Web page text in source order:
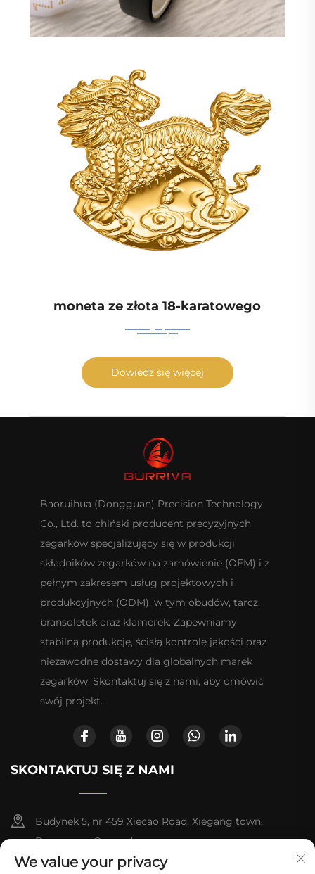
moneta ze złota 18-karatowego
Dowiedz się więcej
Baoruihua (Dongguan) Precision Technology
Co., Ltd. to chiński producent precyzyjnych
zegarków specjalizujący się w produkcji
składników zegarków na zamówienie (OEM) i z
pełnym zakresem usług projektowych i
produkcyjnych (ODM), w tym obudów, tarcz,
bransoletek oraz klamerek. Zapewniamy
stabilną produkcję, ścisłą kontrolę jakości oraz
niezawodne dostawy dla globalnych marek
zegarków. Skontaktuj się z nami, aby omówić
swój projekt.
SKONTAKTUJ SIĘ Z NAMI
Budynek 5, nr 459 Xiecao Road, Xiegang town,
Dongguan, Guangdong
We value your privacy